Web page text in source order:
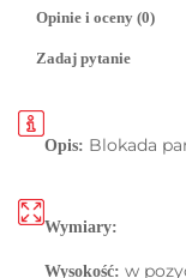
Opinie i oceny (0)
Zadaj pytanie
Opis: Blokada
Wymiary:
Wysokość: w